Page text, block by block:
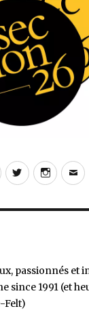
FacebookTwitter
E-
passionnés et
since 1991 (et
Felt)